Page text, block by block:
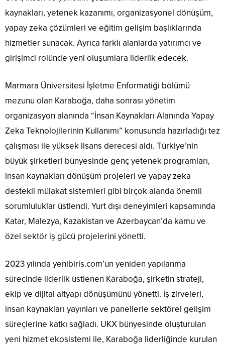
kaynakları, yetenek kazanımı, organizasyonel dönüşüm,
yapay zeka çözümleri ve eğitim gelişim başlıklarında
hizmetler sunacak. Ayrıca farklı alanlarda yatırımcı ve
girişimci rolünde yeni oluşumlara liderlik edecek.
Marmara Üniversitesi İşletme Enformatiği bölümü
mezunu olan Karaboğa, daha sonrası yönetim
organizasyon alanında “İnsan Kaynakları Alanında Yapay
Zeka Teknolojilerinin Kullanımı” konusunda hazırladığı tez
çalışması ile yüksek lisans derecesi aldı. Türkiye’nin
büyük şirketleri bünyesinde genç yetenek programları,
insan kaynakları dönüşüm projeleri ve yapay zeka
destekli mülakat sistemleri gibi birçok alanda önemli
sorumluluklar üstlendi. Yurt dışı deneyimleri kapsamında
Katar, Malezya, Kazakistan ve Azerbaycan’da kamu ve
özel sektör iş gücü projelerini yönetti.
2023 yılında yenibiris.com’un yeniden yapılanma
sürecinde liderlik üstlenen Karaboğa, şirketin strateji,
ekip ve dijital altyapı dönüşümünü yönetti. İş zirveleri,
insan kaynakları yayınları ve panellerle sektörel gelişim
süreçlerine katkı sağladı. UKX bünyesinde oluşturulan
yeni hizmet ekosistemi ile, Karaboğa liderliğinde kurulan